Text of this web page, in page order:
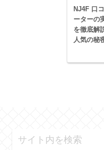
NJ4F 口
ーターの
を徹底解
人気の秘